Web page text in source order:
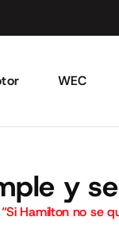
WEC
y
“Si Hamilton no se